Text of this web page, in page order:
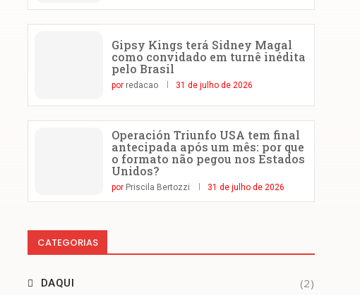
Gipsy Kings terá Sidney Magal
como convidado em turnê inédita
pelo Brasil
por redacao 31 de julho de 2026
Operación Triunfo USA tem final
antecipada após um mês: por que
o formato não pegou nos Estados
Unidos?
por Priscila Bertozzi 31 de julho de 2026
CATEGORIAS
DAQUI (2)